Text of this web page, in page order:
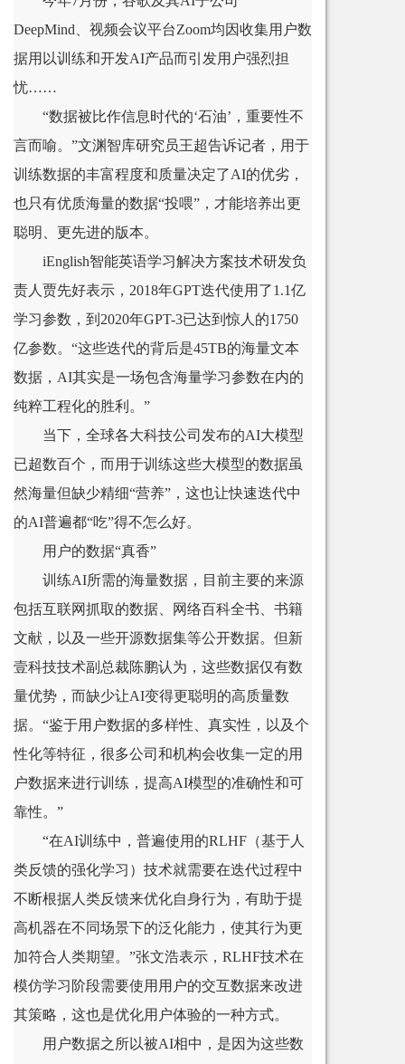
DeepMind、视频会议平台Zoom均因收集用户数
据用以训练和开发AI产品而引发用户强烈担
忧……
“数据被比作信息时代的‘石油’，重要性不
言而喻。”文渊智库研究员王超告诉记者，用于
训练数据的丰富程度和质量决定了AI的优劣，
也只有优质海量的数据“投喂”，才能培养出更
聪明、更先进的版本。
iEnglish智能英语学习解决方案技术研发负
责人贾先好表示，2018年GPT迭代使用了1.1亿
学习参数，到2020年GPT-3已达到惊人的1750
亿参数。“这些迭代的背后是45TB的海量文本
数据，AI其实是一场包含海量学习参数在内的
纯粹工程化的胜利。”
当下，全球各大科技公司发布的AI大模型
已超数百个，而用于训练这些大模型的数据虽
然海量但缺少精细“营养”，这也让快速迭代中
的AI普遍都“吃”得不怎么好。
用户的数据“真香”
训练AI所需的海量数据，目前主要的来源
包括互联网抓取的数据、网络百科全书、书籍
文献，以及一些开源数据集等公开数据。但新
壹科技技术副总裁陈鹏认为，这些数据仅有数
量优势，而缺少让AI变得更聪明的高质量数
据。“鉴于用户数据的多样性、真实性，以及个
性化等特征，很多公司和机构会收集一定的用
户数据来进行训练，提高AI模型的准确性和可
靠性。”
“在AI训练中，普遍使用的RLHF（基于人
类反馈的强化学习）技术就需要在迭代过程中
不断根据人类反馈来优化自身行为，有助于提
高机器在不同场景下的泛化能力，使其行为更
加符合人类期望。”张文浩表示，RLHF技术在
模仿学习阶段需要使用用户的交互数据来改进
其策略，这也是优化用户体验的一种方式。
用户数据之所以被AI相中，是因为这些数